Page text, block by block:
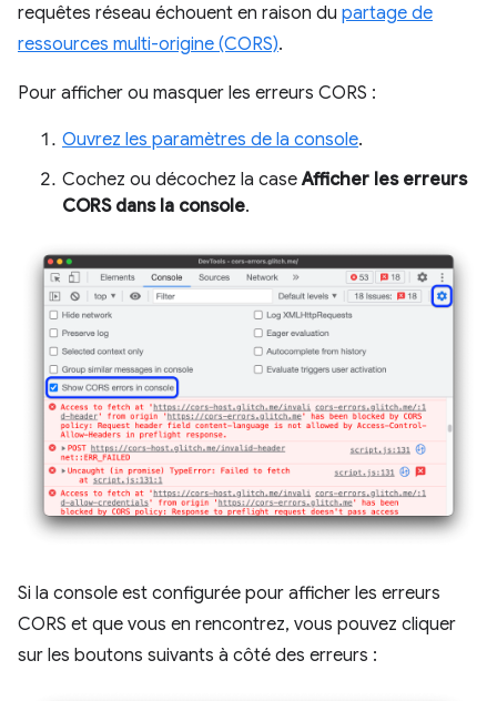
requêtes réseau échouent en raison du partage de
ressources multi-origine (CORS).
Pour afficher ou masquer les erreurs CORS :
Ouvrez les paramètres de la console.
Cochez ou décochez la caseAfficher les erreurs
CORS dans la console.
Si la console est configurée pour afficher les erreurs
CORS et que vous en rencontrez, vous pouvez cliquer
sur les boutons suivants à côté des erreurs :